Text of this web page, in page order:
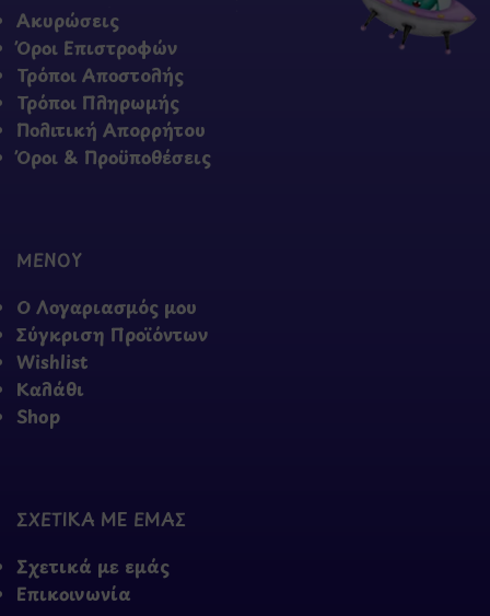
Ακυρώσεις
Όροι Επιστροφών
Τρόποι Αποστολής
Τρόποι Πληρωμής
Πολιτική Απορρήτου
Όροι & Προϋποθέσεις
ΜΕΝΟΥ
Ο Λογαριασμός μου
Σύγκριση Προϊόντων
Wishlist
Καλάθι
Shop
ΣΧΕΤΙΚΑ ΜΕ ΕΜΑΣ
Σχετικά με εμάς
Επικοινωνία